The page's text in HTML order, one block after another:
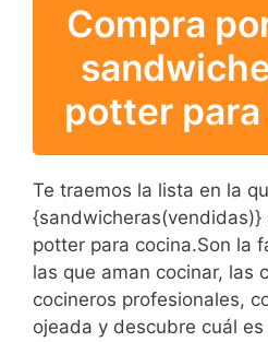
Compra
potter
Te traemos la lista en la
potter para cocina.Son la
las que aman cocinar, las
cocineros profesionales,
ojeada y descubre cuál